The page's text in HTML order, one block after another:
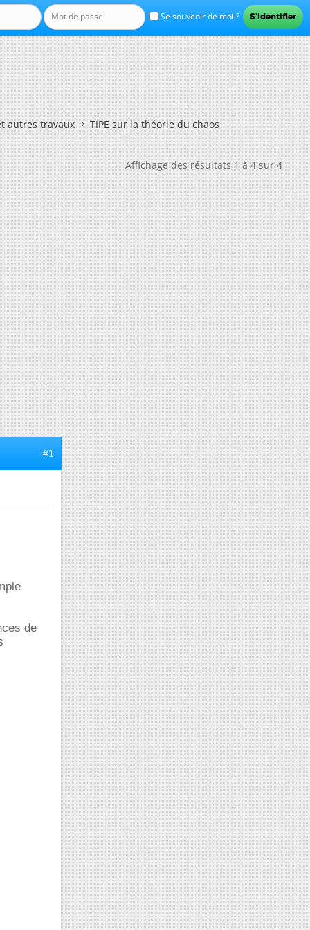
Se souvenir de moi ?
autres travaux TIPE sur la théorie du chaos
Affichage des résultats 1 à 4 sur 4
#1
de